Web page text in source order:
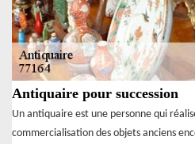
Antiquaire pour succession
Un antiquaire est une personne qui
commercialisation des objets anciens